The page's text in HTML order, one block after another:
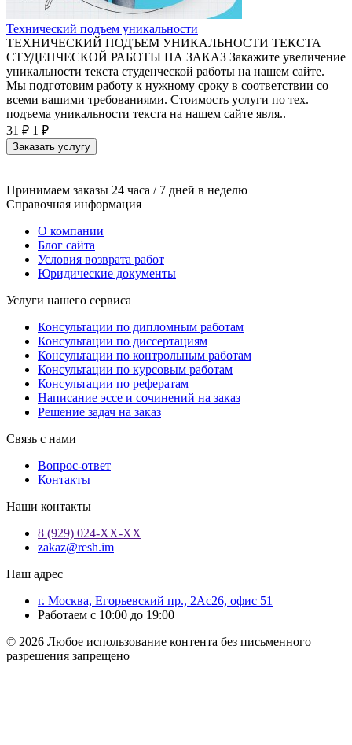
Технический подъем уникальности
ТЕХНИЧЕСКИЙ ПОДЪЕМ УНИКАЛЬНОСТИ ТЕКСТА
СТУДЕНЧЕСКОЙ РАБОТЫ НА ЗАКАЗ Закажите увеличение
уникальности текста студенческой работы на нашем сайте.
Мы подготовим работу к нужному сроку в соответствии со
всеми вашими требованиями. Стоимость услуги по тех.
подъема уникальности текста на нашем сайте явля..
31 ₽ 1 ₽
Заказать услугу
Принимаем заказы 24 часа / 7 дней в неделю
Справочная информация
О компании
Блог сайта
Условия возврата работ
Юридические документы
Услуги нашего сервиса
Консультации по дипломным работам
Консультации по диссертациям
Консультации по контрольным работам
Консультации по курсовым работам
Консультации по рефератам
Написание эссе и сочинений на заказ
Решение задач на заказ
Связь с нами
Вопрос-ответ
Контакты
Наши контакты
8 (929) 024-ХХ-ХХ
zakaz@resh.im
Наш адрес
г. Москва, Егорьевский пр., 2Ас26, офис 51
Работаем с 10:00 до 19:00
© 2026 Любое использование контента без письменного
разрешения запрещено